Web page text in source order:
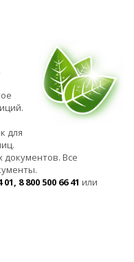
для
Все
8 800 500 66 41 или